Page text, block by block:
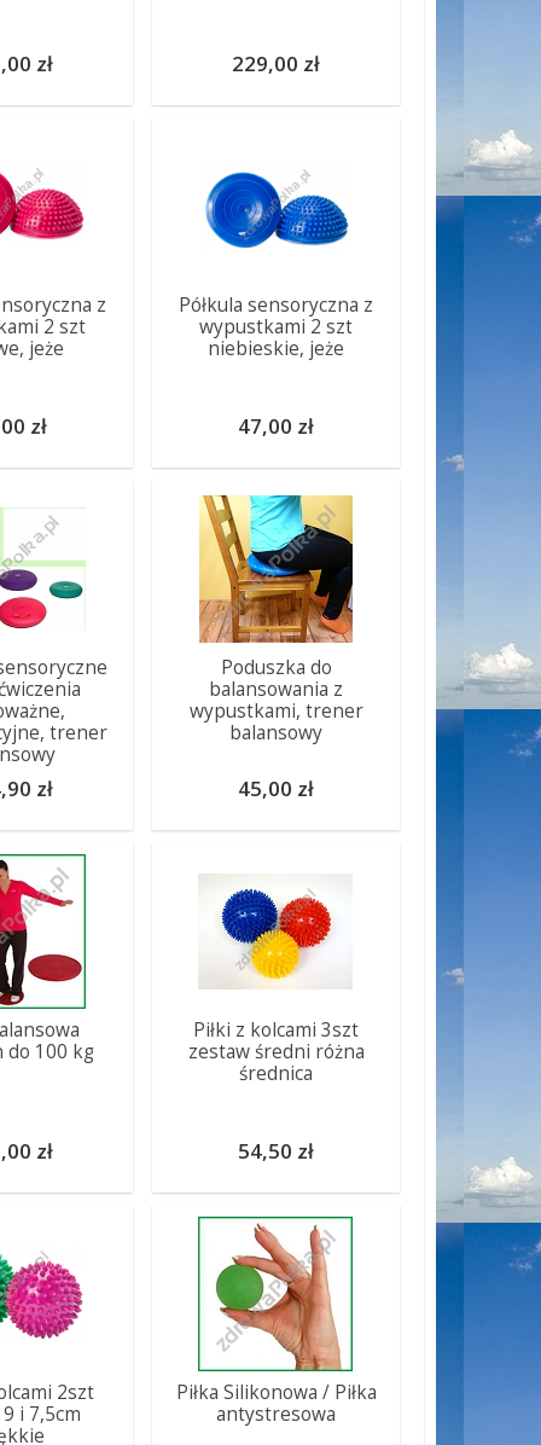
zł 229,00 zł
z
2 szt
jeże
zł
Półkula sensoryczna z
wypustkami 2 szt
niebieskie, jeże
47,00 zł
trener
zł
Poduszka do
balansowania z
wypustkami, trener
balansowy
45,00 zł
do 100 kg
zł
Piłki z kolcami 3szt
zestaw średni różna
średnica
54,50 zł
2szt
i 7,5cm
Piłka Silikonowa / Piłka
antystresowa